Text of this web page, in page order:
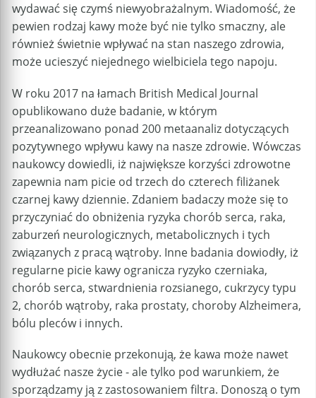
wydawać się czymś niewyobrażalnym. Wiadomość, że
pewien rodzaj kawy może być nie tylko smaczny, ale
również świetnie wpływać na stan naszego zdrowia,
może ucieszyć niejednego wielbiciela tego napoju.
W roku 2017 na łamach British Medical Journal
opublikowano duże badanie, w którym
przeanalizowano ponad 200 metaanaliz dotyczących
pozytywnego wpływu kawy na nasze zdrowie. Wówczas
naukowcy dowiedli, iż największe korzyści zdrowotne
zapewnia nam picie od trzech do czterech filiżanek
czarnej kawy dziennie. Zdaniem badaczy może się to
przyczyniać do obniżenia ryzyka chorób serca, raka,
zaburzeń neurologicznych, metabolicznych i tych
związanych z pracą wątroby. Inne badania dowiodły, iż
regularne picie kawy ogranicza ryzyko czerniaka,
chorób serca, stwardnienia rozsianego, cukrzycy typu
2, chorób wątroby, raka prostaty, choroby Alzheimera,
bólu pleców i innych.
Naukowcy obecnie przekonują, że kawa może nawet
wydłużać nasze życie - ale tylko pod warunkiem, że
sporządzamy ją z zastosowaniem filtra. Donoszą o tym